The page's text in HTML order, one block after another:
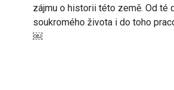
zájmu o historii této země. Od té
soukromého života i do toho
￼